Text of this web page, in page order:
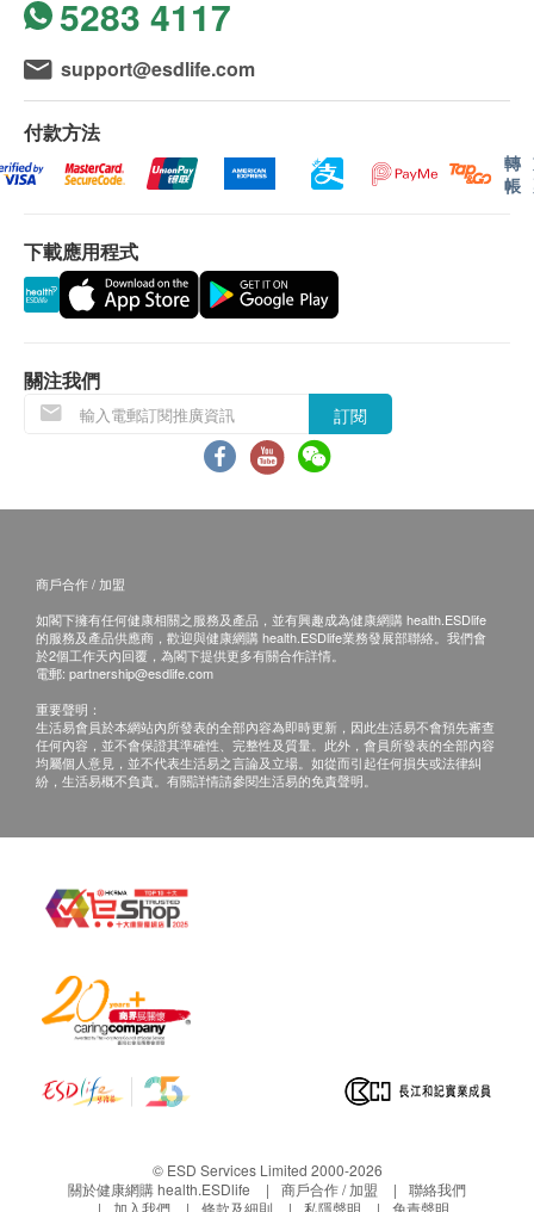
測量
即時顯示數據
製造簡單易明身體報
健康追蹤
效時，送貨服務時間將會延遲。
質保
自商品交付的第一天起，我們提供12個月的質保期。
獲得質保服務，您可以發送含有您名字，購買時間，
購買地點及產品問題到cs@andesfit.com或撥打+852
一至週五 早上9點到1點及下午2點到6點之間竭誠為您
服務（節假日除外）。 若您有任何問題，請發送郵件
至cs@andesfit.com，我們將會儘快回復您。
*此產品由安達思系統有限公司提供質保服務。
5283 4117
support@esdlife.com
付款方法
轉
帳
下載應用程式
關注我們
訂閱
商戶合作 / 加盟
如閣下擁有任何健康相關之服務及產品，並有興趣成為健康網購 health.ESDlife
的服務及產品供應商，歡迎與健康網購 health.ESDlife業務發展部聯絡。我們會
於2個工作天內回覆，為閣下提供更多有關合作詳情。
電郵: partnership@esdlife.com
重要聲明：
生活易會員於本網站內所發表的全部內容為即時更新，因此生活易不會預先審查
任何內容，並不會保證其準確性、完整性及質量。此外，會員所發表的全部內容
均屬個人意見，並不代表生活易之言論及立場。如從而引起任何損失或法律糾
紛，生活易概不負責。有關詳情請參閱生活易的免責聲明。
© ESD Services Limited 2000-2026
關於健康網購 health.ESDlife
商戶合作 / 加盟
聯絡我們
加入我們
條款及細則 私隱聲明 免責聲明